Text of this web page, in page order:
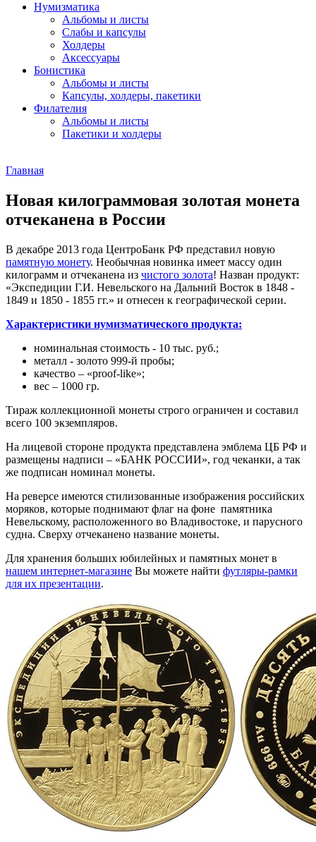
Нумизматика
Альбомы и листы
Слабы и капсулы
Холдеры
Аксессуары
Бонистика
Альбомы и листы
Капсулы, холдеры, пакетики
Филателия
Альбомы и листы
Пакетики и холдеры
Главная
Новая килограммовая золотая монета
отчеканена в России
В декабре 2013 года ЦентроБанк РФ представил новую
памятную монету. Необычная новинка имеет массу один
килограмм и отчеканена из чистого золота! Назван продукт:
«Экспедиции Г.И. Невельского на Дальний Восток в 1848 -
1849 и 1850 - 1855 гг.» и отнесен к географической серии.
Характеристики нумизматического продукта:
номинальная стоимость - 10 тыс. руб.;
металл - золото 999-й пробы;
качество – «proof-like»;
вес – 1000 гр.
Тираж коллекционной монеты строго ограничен и составил
всего 100 экземпляров.
На лицевой стороне продукта представлена эмблема ЦБ РФ и
размещены надписи – «БАНК РОССИИ», год чеканки, а так
же подписан номинал монеты.
На реверсе имеются стилизованные изображения российских
моряков, которые поднимают флаг на фоне памятника
Невельскому, расположенного во Владивостоке, и парусного
судна. Сверху отчеканено название монеты.
Для хранения больших юбилейных и памятных монет в
нашем интернет-магазине Вы можете найти футляры-рамки
для их презентации.